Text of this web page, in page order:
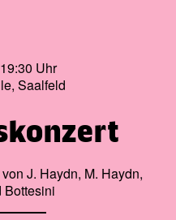
Uhr
Saalfeld
J. Haydn, M. Haydn,
Bottesini